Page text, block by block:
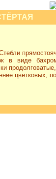
в виде
цветковых,